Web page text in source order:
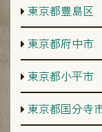
東京都豊島区
東京都府中市
東京都小平市
東京都国分寺